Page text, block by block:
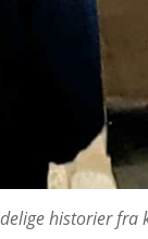
historier